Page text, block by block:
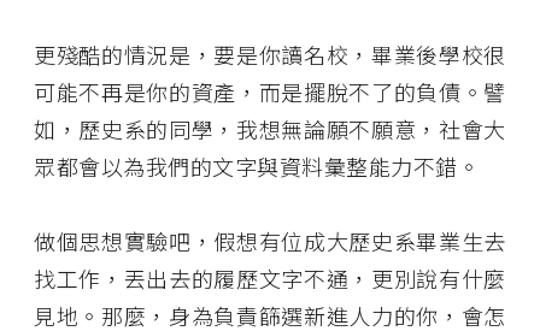
更殘酷的情況是，要是你讀名校，畢業後學校很
可能不再是你的資產，而是擺脫不了的負債。譬
如，歷史系的同學，我想無論願不願意，社會大
眾都會以為我們的文字與資料彙整能力不錯。
做個思想實驗吧，假想有位成大歷史系畢業生去
找工作，丟出去的履歷文字不通，更別說有什麼
見地。那麼，身為負責篩選新進人力的你，會怎